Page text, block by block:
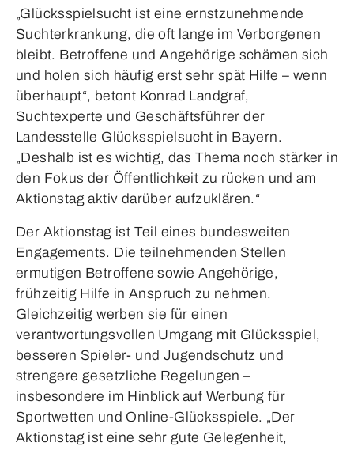
„Glücksspielsucht ist eine ernstzunehmende
Suchterkrankung, die oft lange im Verborgenen
bleibt. Betroffene und Angehörige schämen sich
und holen sich häufig erst sehr spät Hilfe – wenn
überhaupt“, betont Konrad Landgraf,
Suchtexperte und Geschäftsführer der
Landesstelle Glücksspielsucht in Bayern.
„Deshalb ist es wichtig, das Thema noch stärker in
den Fokus der Öffentlichkeit zu rücken und am
Aktionstag aktiv darüber aufzuklären.“
Der Aktionstag ist Teil eines bundesweiten
Engagements. Die teilnehmenden Stellen
ermutigen Betroffene sowie Angehörige,
frühzeitig Hilfe in Anspruch zu nehmen.
Gleichzeitig werben sie für einen
verantwortungsvollen Umgang mit Glücksspiel,
besseren Spieler- und Jugendschutz und
strengere gesetzliche Regelungen –
insbesondere im Hinblick auf Werbung für
Sportwetten und Online-Glücksspiele. „Der
Aktionstag ist eine sehr gute Gelegenheit,